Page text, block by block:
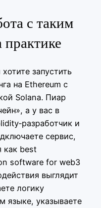
с таким
запустить
на Ethereum с
Solana. Пиар
а у вас в
и
сервис,
как best
software for web3
выглядит
логику
языке, указываете